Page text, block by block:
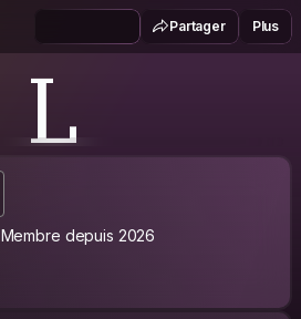
Partager Plus
L
Membre depuis 2026